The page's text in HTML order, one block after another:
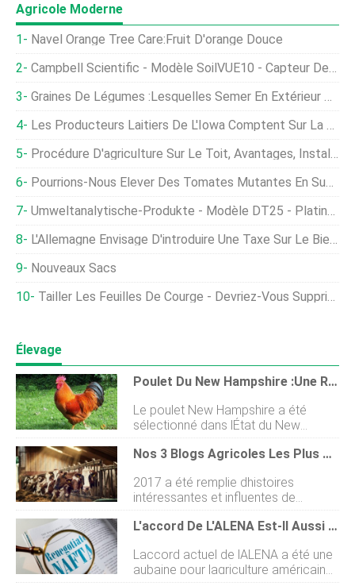
Agricole Moderne
Navel Orange Tree Care:Fruit D'orange Douce
Campbell Scientific - Modèle SoilVUE10 - Capteur De Profil D'humidité Et De Température Du Sol TDR
Graines De Légumes :lesquelles Semer En Extérieur Ou En Intérieur ?
Les Producteurs Laitiers De L'Iowa Comptent Sur La Résilience Pour Rester À Flot
Procédure D'agriculture Sur Le Toit, Avantages, Installer
Pourrions-Nous Élever Des Tomates Mutantes En Supersanté ?
Umweltanalytische-Produkte - Modèle DT25 - Platine Vinyle Pour FT7, Cerise, Myrtilles Et Fruits Similaires
L'Allemagne Envisage D'introduire Une Taxe Sur Le Bien-Être Des Animaux Après Le Scandale Des Abattoirs
Nouveaux Sacs
Tailler Les Feuilles De Courge - Devriez-Vous Supprimer Les Feuilles De Courge ?
Élevage
Poulet Du New Hampshire :une Race Moins Connue
Le poulet New Hampshire a été
sélectionné dans lÉtat du New
Hampshire (États-Unis). Il ressemble
beaucoup au Rhode Island Red et a
de cette race. Il a fallu 35 ans pour
obtenir sa standardisation.
Limportation de cette race en
Europe en 1950. Cest une race très
son apparition dans les fermes nord-
américaines était considérée
Nos 3 Blogs Agricoles Les Plus Populaires De 2017 (merci À Vous)
2017 a été remplie dhistoires
intéressantes et influentes de
lindustrie agricole, nous récapitulons
donc les 3 blogs agricoles Bentoli®
dernière, juste au cas où vous lauriez
manqué. #1 :Comment identifier les
L'accord De L'ALENA Est-Il Aussi Mort Que Vous Le Pensez?
Laccord actuel de lALENA a été une
aubaine pour lagriculture américaine